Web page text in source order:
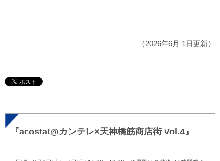
（2026年6月 1日更新）
『acosta!@カンテレ×天神橋筋商店街 Vol.4』